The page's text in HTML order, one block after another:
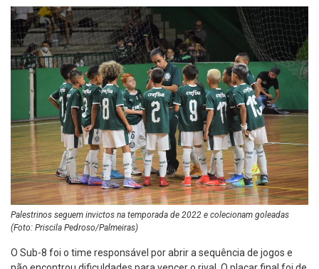
Palestrinos seguem invictos na temporada de 2022 e colecionam goleadas
(Foto: Priscila Pedroso/Palmeiras)
O Sub-8 foi o time responsável por abrir a sequência de jogos e